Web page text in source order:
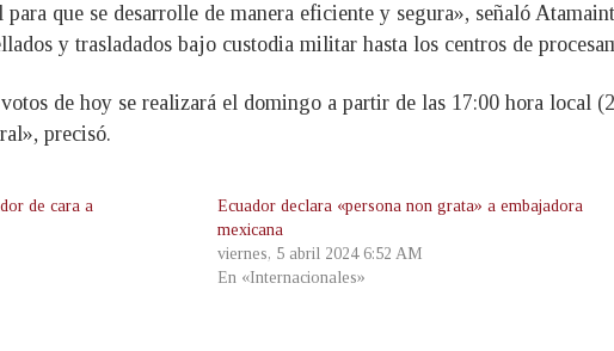
para que se desarrolle de manera eficiente y segura», señaló
y trasladados bajo custodia militar hasta los centros de
de hoy se realizará el domingo a partir de las 17:00 hora local
precisó.
de cara a
Ecuador declara «persona non grata» a embajadora
mexicana
viernes, 5 abril 2024 6:52 AM
En «Internacionales»